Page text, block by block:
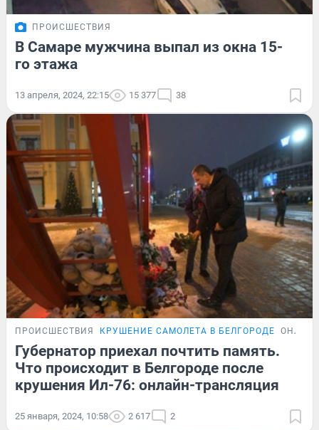
ПРОИСШЕСТВИЯ
В Самаре мужчина выпал из окна 15-
го этажа
13 апреля, 2024, 22:15 15 377 38
ПРОИСШЕСТВИЯ КРУШЕНИЕ САМОЛЕТА В БЕЛГОРОДЕ
Губернатор приехал почтить память.
Что происходит в Белгороде после
крушения Ил-76: онлайн-трансляция
25 января, 2024, 10:58 2 617 2